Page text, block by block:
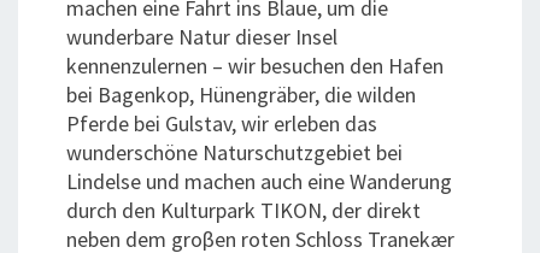
machen eine Fahrt ins Blaue, um die
wunderbare Natur dieser Insel
kennenzulernen – wir besuchen den Hafen
bei Bagenkop, Hünengräber, die wilden
Pferde bei Gulstav,wir erleben das
wunderschöne Naturschutzgebiet bei
Lindelse und machen auch eine Wanderung
durch den Kulturpark TIKON, der direkt
neben dem groβen roten Schloss Tranekær